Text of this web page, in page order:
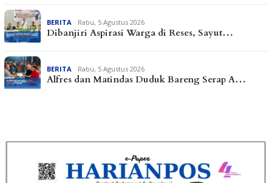
BERITA Rabu, 5 Agustus 2026
Dibanjiri Aspirasi Warga di Reses, Sayut…
BERITA Rabu, 5 Agustus 2026
Alfres dan Matindas Duduk Bareng Serap A…